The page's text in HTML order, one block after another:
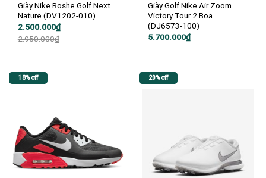
Giày Nike Roshe Golf Next
Nature (DV1202-010)
2.950.000₫
Giá
là:
2.500.000₫
Giá
tại
Giày Golf Nike Air Zoom
Victory Tour 2 Boa
(DJ6573-100)
5.700.000₫
18% off 20% off